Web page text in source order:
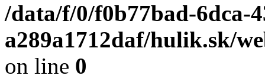
/data/f/0/f0b77bad-6dca-
a289a1712daf/hulik.sk/
on line 0